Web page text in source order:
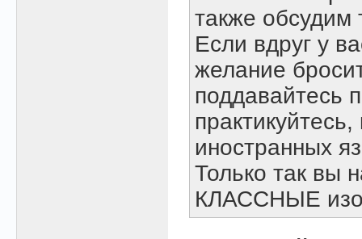
также обсудим
Если вдруг у
желание
поддавайтесь
иностранных
Только так вы
КЛАССНЫЕ